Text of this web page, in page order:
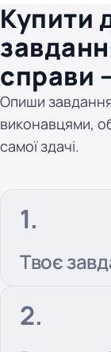
Купити
справи
Опиши
виконавцями,
самої здачі.
Твоє